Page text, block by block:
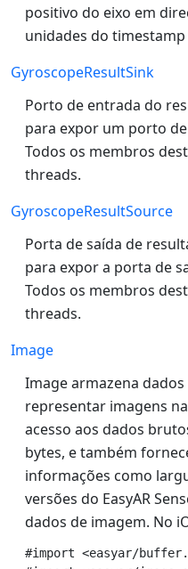
positivo do eixo em
unidades do
GyroscopeResultSink
Porto de entrada do
para expor um porto
Todos os membros
threads.
GyroscopeResultSource
Porta de saída de
para expor a porta de
Todos os membros
threads.
Image
Image armazena
representar imagens
acesso aos dados
bytes, e também
informações como
versões do EasyAR
dados de imagem. No
#import <easyar/